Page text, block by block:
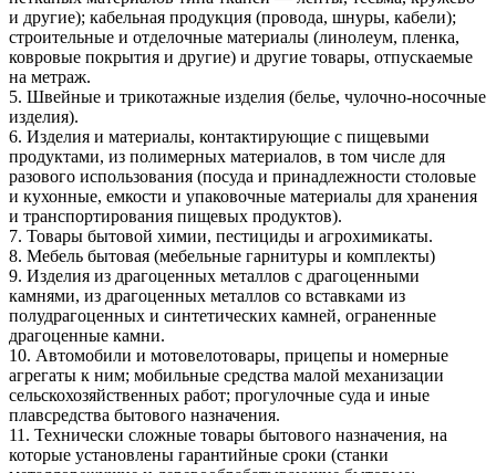
и другие); кабельная продукция (провода, шнуры, кабели);
строительные и отделочные материалы (линолеум, пленка,
ковровые покрытия и другие) и другие товары, отпускаемые
на метраж.
5. Швейные и трикотажные изделия (белье, чулочно-носочные
изделия).
6. Изделия и материалы, контактирующие с пищевыми
продуктами, из полимерных материалов, в том числе для
разового использования (посуда и принадлежности столовые
и кухонные, емкости и упаковочные материалы для хранения
и транспортирования пищевых продуктов).
7. Товары бытовой химии, пестициды и агрохимикаты.
8. Мебель бытовая (мебельные гарнитуры и комплекты)
9. Изделия из драгоценных металлов с драгоценными
камнями, из драгоценных металлов со вставками из
полудрагоценных и синтетических камней, ограненные
драгоценные камни.
10. Автомобили и мотовелотовары, прицепы и номерные
агрегаты к ним; мобильные средства малой механизации
сельскохозяйственных работ; прогулочные суда и иные
плавсредства бытового назначения.
11. Технически сложные товары бытового назначения, на
которые установлены гарантийные сроки (станки